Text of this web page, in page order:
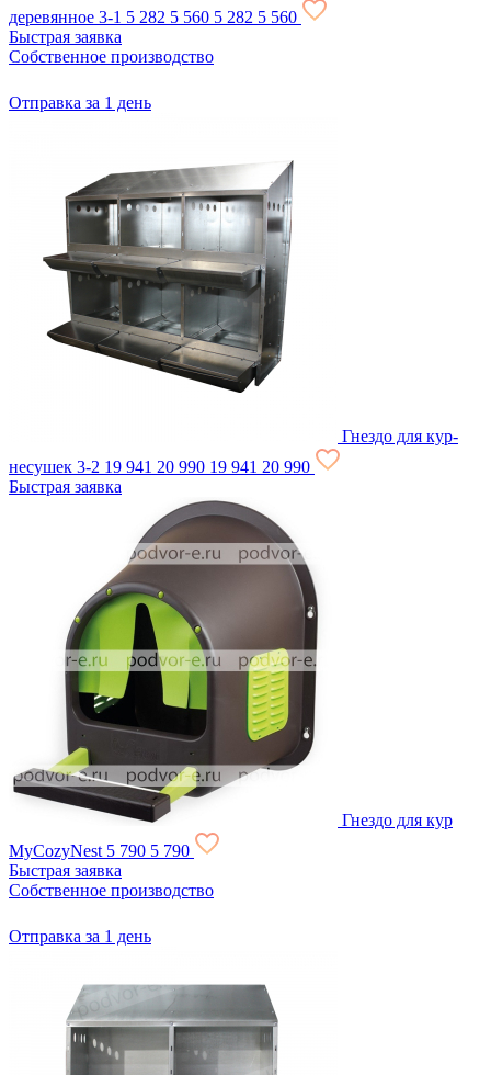
деревянное 3-1 5 282 5 560 5 282 5 560
Быстрая заявка
Собственное производство
Отправка за 1 день
Гнездо для кур-
несушек 3-2 19 941 20 990 19 941 20 990
Быстрая заявка
Гнездо для кур
MyCozyNest 5 790 5 790
Быстрая заявка
Собственное производство
Отправка за 1 день